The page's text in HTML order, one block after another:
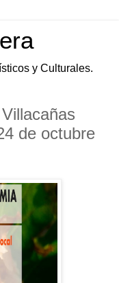
y Culturales.
de octubre